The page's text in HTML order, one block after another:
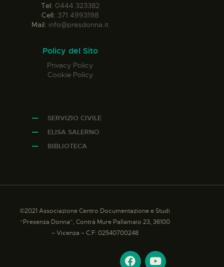
Tel: 0444 323382
Cell: 371 4993198
Mail: info@presdonna.it
Policy del Sito
Privacy Policy
Cookie Policy
SERVIZIO CIVILE
ELISA SALERNO
BIBLIOTECA
©2021 Associazione Centro Documentazione e Studi
“Presenza Donna”, Contrà Mure Pallamaio 23, 36100
– Vicenza – C.F: 02540700248